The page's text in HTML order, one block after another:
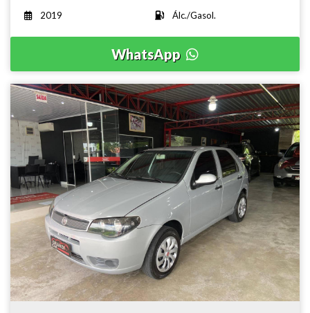
2019
Álc./Gasol.
WhatsApp